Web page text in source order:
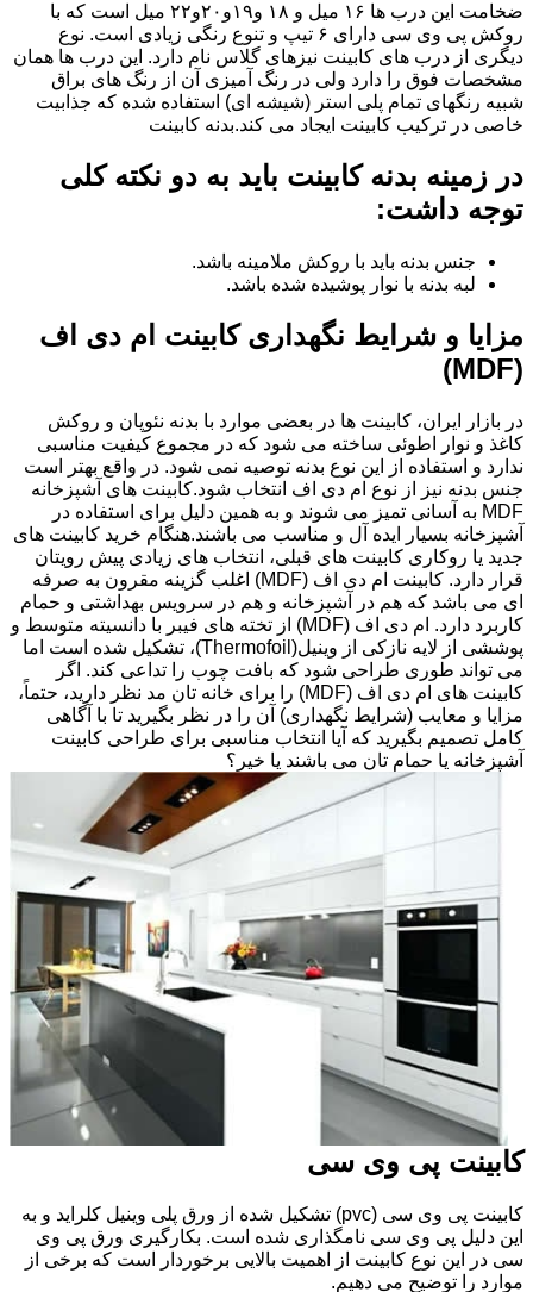
ضخامت این درب ها ۱۶ میل و ۱۸ و١٩و٢٠و٢٢ میل است که با
روکش پی وی سی دارای ۶ تیپ و تنوع رنگی زیادی است. نوع
دیگری از درب های کابینت نیزهای گلاس نام دارد. این درب ها همان
مشخصات فوق را دارد ولی در رنگ آمیزی آن از رنگ های براق
شبیه رنگهای تمام پلی استر (شیشه ای) استفاده شده که جذابیت
خاصی در ترکیب کابینت ایجاد می کند.بدنه کابینت
در زمینه بدنه کابینت باید به دو نکته کلی
توجه داشت:
جنس بدنه باید با روکش ملامینه باشد.
لبه بدنه با نوار پوشیده شده باشد.
مزایا و شرایط نگهداری کابینت ام دی اف
(MDF)
در بازار ایران، کابینت ها در بعضی موارد با بدنه نئوپان و روکش
کاغذ و نوار اطوئی ساخته می شود که در مجموع کیفیت مناسبی
ندارد و استفاده از این نوع بدنه توصیه نمی شود. در واقع بهتر است
جنس بدنه نیز از نوع ام دی اف انتخاب شود.کابینت های آشپزخانه
MDF به آسانی تمیز می شوند و به همین دلیل برای استفاده در
آشپزخانه بسیار ایده آل و مناسب می باشند.هنگام خرید کابینت های
جدید یا روکاری کابینت های قبلی، انتخاب های زیادی پیش رویتان
قرار دارد. کابینت ام دی اف (MDF) اغلب گزینه مقرون به صرفه
ای می باشد که هم در آشپزخانه و هم در سرویس بهداشتی و حمام
کاربرد دارد. ام دی اف (MDF) از تخته های فیبر با دانسیته متوسط و
پوششی از لایه نازکی از وینیل(Thermofoil)، تشکیل شده است اما
می تواند طوری طراحی شود که بافت چوب را تداعی کند. اگر
کابینت های ام دی اف (MDF) را برای خانه تان مد نظر دارید، حتماً،
مزایا و معایب (شرایط نگهداری) آن را در نظر بگیرید تا با آگاهی
کامل تصمیم بگیرید که آیا انتخاب مناسبی برای طراحی کابینت
آشپزخانه یا حمام تان می باشند یا خیر؟
کابینت پی وی سی
کابینت پی وی سی (pvc) تشکیل شده از ورق پلی وینیل کلراید و به
این دلیل پی وی سی نامگذاری شده است. بکارگیری ورق پی وی
سی در این نوع کابینت از اهمیت بالایی برخوردار است که برخی از
موارد را توضیح می دهیم.